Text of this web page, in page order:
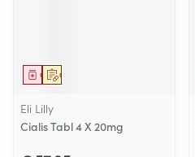
Op voorschrift
Geneesmiddel
Eli Lilly
Cialis Tabl 4 X 20mg